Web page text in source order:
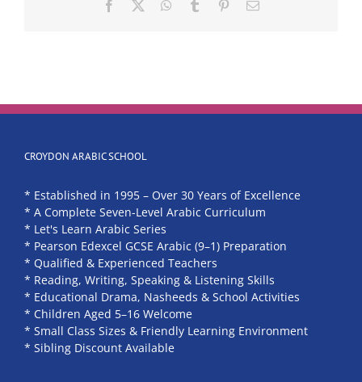
Facebook
WhatsApp
Tumblr PinterestEmail
CROYDON ARABIC SCHOOL
* Established in 1995 – Over 30 Years of Excellence
* A Complete Seven-Level Arabic Curriculum
* Let's Learn Arabic Series
* Pearson Edexcel GCSE Arabic (9–1) Preparation
* Qualified & Experienced Teachers
* Reading, Writing, Speaking & Listening Skills
* Educational Drama, Nasheeds & School Activities
* Children Aged 5–16 Welcome
* Small Class Sizes & Friendly Learning Environment
* Sibling Discount Available